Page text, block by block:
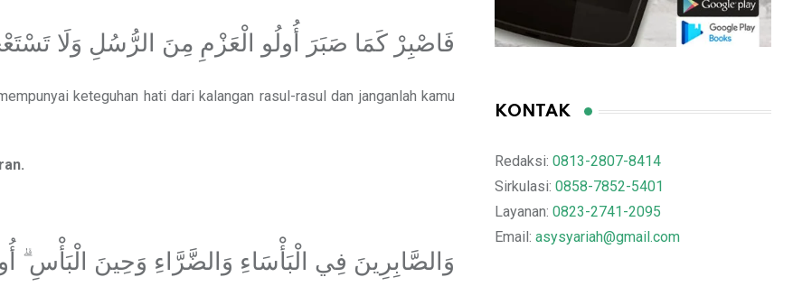
فَاصْبِرْ كَمَا صَبَرَ أُولُو الْعَزْمِ مِنَ الرُّسُلِ وَلَا
keteguhan hati dari kalangan rasul-rasul dan janganlah kamu
وَالصَّابِرِينَ فِي الْبَأْسَاءِ وَالضَّرَّاءِ وَحِينَ الْبَأْسِ
KONTAK
Redaksi: 0813-2807-8414
Sirkulasi: 0858-7852-5401
Layanan: 0823-2741-2095
Email: asysyariah@gmail.com